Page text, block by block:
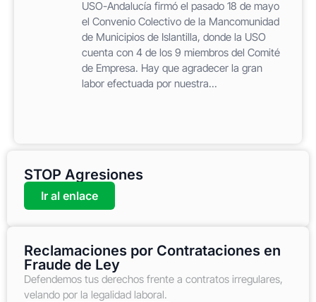
USO-Andalucía firmó el pasado 18 de mayo
el Convenio Colectivo de la Mancomunidad
de Municipios de Islantilla, donde la USO
cuenta con 4 de los 9 miembros del Comité
de Empresa. Hay que agradecer la gran
labor efectuada por nuestra...
STOP Agresiones
Ir al enlace
Reclamaciones por Contrataciones en
Fraude de Ley
Defendemos tus derechos frente a contratos irregulares,
velando por la legalidad laboral.